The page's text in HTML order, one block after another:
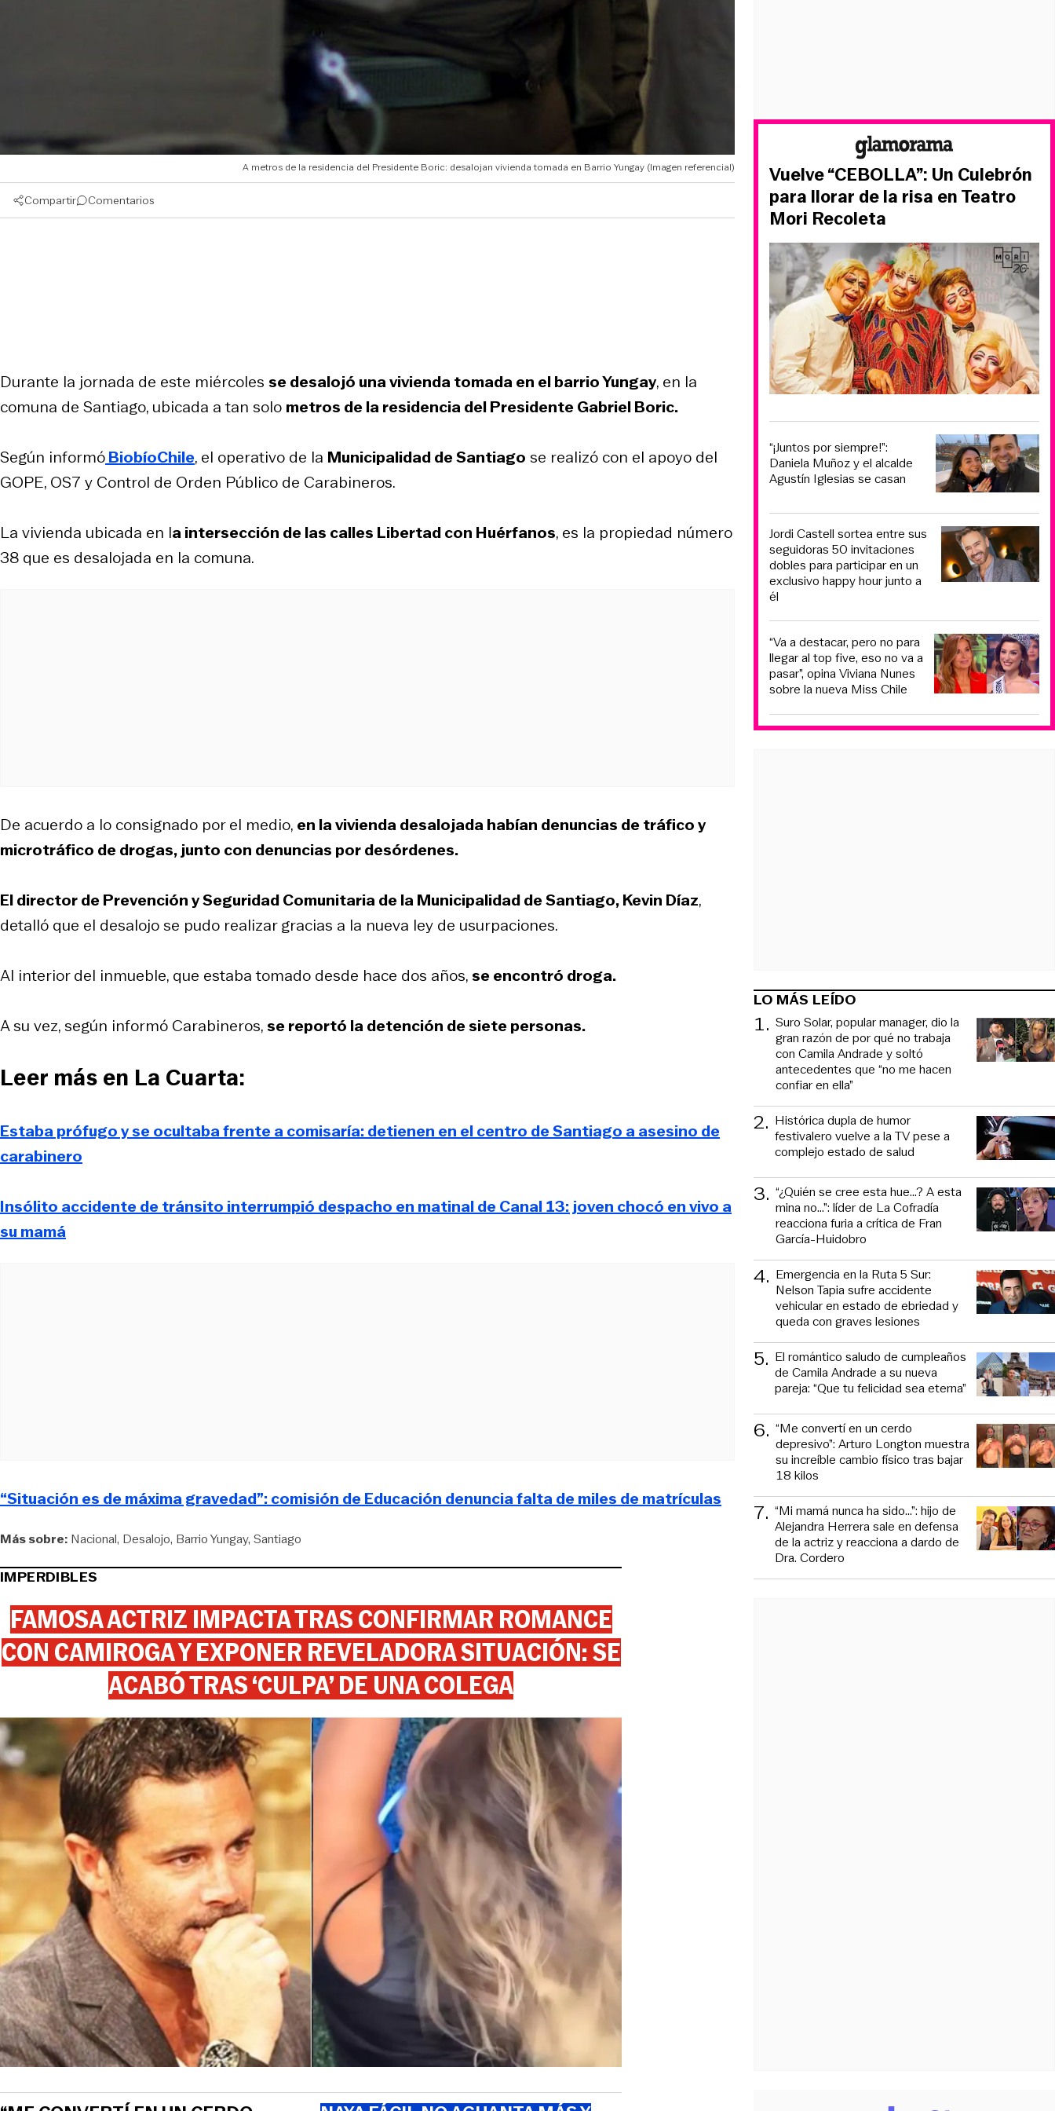
A metros de la residencia del Presidente Boric: desalojan vivienda tomada en Barrio Yungay (Imagen referencial)
Compartir Comentarios
Durante la jornada de este miércoles se desalojó una vivienda tomada en el barrio Yungay, en la
comuna de Santiago, ubicada a tan solo metros de la residencia del Presidente Gabriel Boric.
Según informóBiobíoChile, el operativo de la Municipalidad de Santiago se realizó con el apoyo del
GOPE, OS7 y Control de Orden Público de Carabineros.
La vivienda ubicada en la intersección de las calles Libertad con Huérfanos, es la propiedad número
38 que es desalojada en la comuna.
De acuerdo a lo consignado por el medio, en la vivienda desalojada habían denuncias de tráfico y
microtráfico de drogas, junto con denuncias por desórdenes.
El director de Prevención y Seguridad Comunitaria de la Municipalidad de Santiago, Kevin Díaz,
detalló que el desalojo se pudo realizar gracias a la nueva ley de usurpaciones.
Al interior del inmueble, que estaba tomado desde hace dos años,se encontró droga.
A su vez, según informó Carabineros,se reportó la detención de siete personas.
Leer más en La Cuarta:
Estaba prófugo y se ocultaba frente a comisaría: detienen en el centro de Santiago a asesino de
carabinero
Insólito accidente de tránsito interrumpió despacho en matinal de Canal 13: joven chocó en vivo a
su mamá
“Situación es de máxima gravedad”: comisión de Educación denuncia falta de miles de matrículas
Más sobre: Nacional Desalojo Barrio Yungay Santiago
IMPERDIBLES
FAMOSA ACTRIZ IMPACTA TRAS CONFIRMAR ROMANCE
CON CAMIROGA Y EXPONER REVELADORA SITUACIÓN: SE
ACABÓ TRAS ‘CULPA’ DE UNA COLEGA
Vuelve “CEBOLLA”: Un Culebrón
para llorar de la risa en Teatro
Mori Recoleta
“¡Juntos por siempre!”:
Daniela Muñoz y el alcalde
Agustín Iglesias se casan
Jordi Castell sortea entre sus
seguidoras 50 invitaciones
dobles para participar en un
exclusivo happy hour junto a
él
“Va a destacar, pero no para
llegar al top five, eso no va a
pasar”, opina Viviana Nunes
sobre la nueva Miss Chile
LO MÁS LEÍDO
1. Suro Solar, popular manager, dio la
gran razón de por qué no trabaja
con Camila Andrade y soltó
antecedentes que “no me hacen
confiar en ella”
2. Histórica dupla de humor
festivalero vuelve a la TV pese a
complejo estado de salud
3. “¿Quién se cree esta hue...? A esta
mina no...”: líder de La Cofradía
reacciona furia a crítica de Fran
García-Huidobro
4. Emergencia en la Ruta 5 Sur:
Nelson Tapia sufre accidente
vehicular en estado de ebriedad y
queda con graves lesiones
5. El romántico saludo de cumpleaños
de Camila Andrade a su nueva
pareja: “Que tu felicidad sea eterna”
6. “Me convertí en un cerdo
depresivo”: Arturo Longton muestra
su increíble cambio físico tras bajar
18 kilos
7. “Mi mamá nunca ha sido...”: hijo de
Alejandra Herrera sale en defensa
de la actriz y reacciona a dardo de
Dra. Cordero